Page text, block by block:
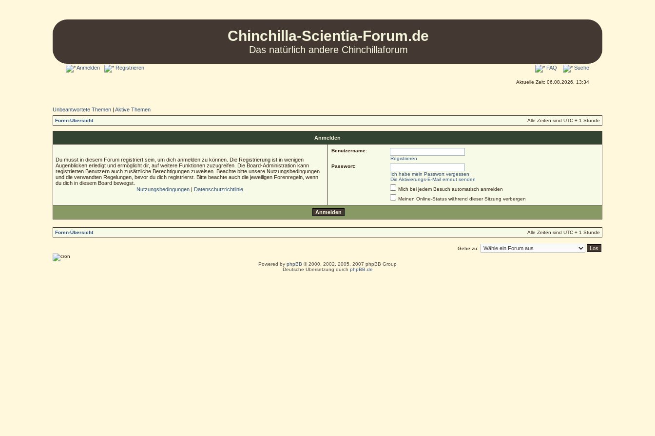
Chinchilla-Scientia-Forum.de
Das natürlich andere Chinchillaforum
Anmelden Registrieren FAQ Suche
Aktuelle Zeit: 06.08.2026, 13:34
Unbeantwortete Themen| Aktive Themen
Foren-Übersicht Alle Zeiten sind UTC + 1 Stunde
Anmelden
Du musst in diesem Forum registriert sein, um dich anmelden zu können. Die Registrierung ist in wenigen
Augenblicken erledigt und ermöglicht dir, auf weitere Funktionen zuzugreifen. Die Board-Administration kann
registrierten Benutzern auch zusätzliche Berechtigungen zuweisen. Beachte bitte unsere Nutzungsbedingungen
und die verwandten Regelungen, bevor du dich registrierst. Bitte beachte auch die jeweiligen Forenregeln, wenn
du dich in diesem Board bewegst.
Nutzungsbedingungen | Datenschutzrichtlinie
Benutzername:
Registrieren
Passwort:
Ich habe mein Passwort vergessen
Die Aktivierungs-E-Mail erneut senden
Mich bei jedem Besuch automatisch anmelden
Meinen Online-Status während dieser Sitzung verbergen
Foren-Übersicht Alle Zeiten sind UTC + 1 Stunde
Gehe zu:
Powered by phpBB © 2000, 2002, 2005, 2007 phpBB Group
Deutsche Übersetzung durch phpBB.de